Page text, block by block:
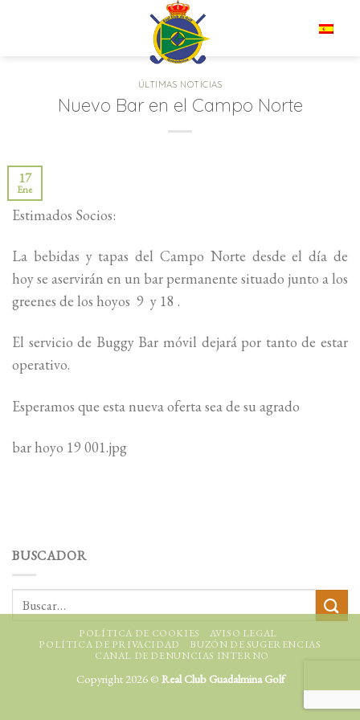
ÚLTIMAS NOTICIAS
Nuevo Bar en el Campo Norte
17
Ene
Estimados Socios:
La bebidas y tapas del Campo Norte desde el día de
hoy se aservirán en un bar permanente situado junto a los
greenes de los hoyos 9 y 18 .
El servicio de Buggy Bar móvil dejará por tanto de estar
operativo.
Esperamos que esta nueva oferta sea de su agrado
bar hoyo 19 001.jpg
BUSCADOR
POLÍTICA DE COOKIES
AVISO LEGAL
POLÍTICA DE PRIVACIDAD
BUZÓN DE SUGERENCIAS
CANAL DE DENUNCIAS INTERNO
Copyright 2026 © Real Club Guadalmina Golf